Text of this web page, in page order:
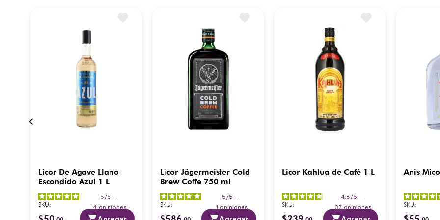
Licor De Agave Llano
Escondido Azul 1 L
5 /5
-
4 opiniones
SKU:
Licor Jägermeister Cold
Brew Coffe 750 ml
5 /5
-
1 opiniones
SKU:
Licor Kahlua de Café 1 L
4.8 /5
-
37 opiniones
SKU:
Anis
SKU: